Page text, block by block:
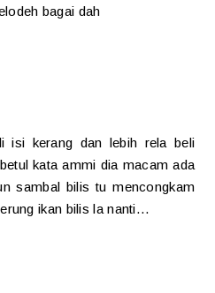
bagai dah
isi kerang dan lebih rela beli
kata ammi dia macam ada
sambal bilis tu mencongkam
ikan bilis la nanti...